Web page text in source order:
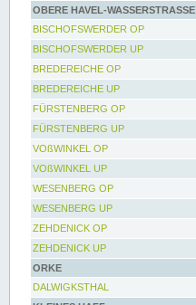
OBERE HAVEL-WASSERSTRASSE
BISCHOFSWERDER OP
BISCHOFSWERDER UP
BREDEREICHE OP
BREDEREICHE UP
FÜRSTENBERG OP
FÜRSTENBERG UP
VOßWINKEL OP
VOßWINKEL UP
WESENBERG OP
WESENBERG UP
ZEHDENICK OP
ZEHDENICK UP
ORKE
DALWIGKSTHAL